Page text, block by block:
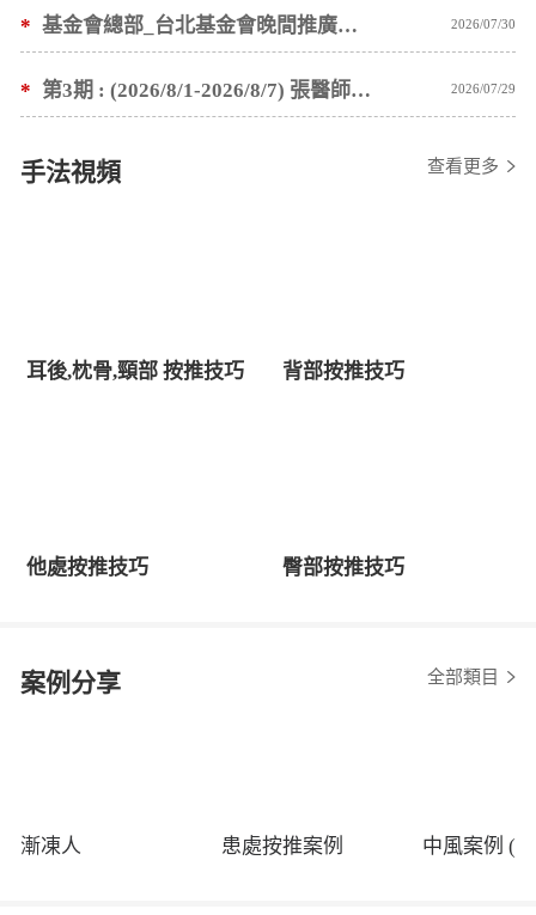
* 基金會總部_台北基金會晚間推廣暫停服務公告 2026/07/30
* 第3期 : (2026/8/1-2026/8/7) 張醫師親自培訓手法 廣州基礎班7 天錄取名單公告 2026/07/29
手法視頻 查看更多
耳後,枕骨,頸部 按推技巧 背部按推技巧
他處按推技巧 臀部按推技巧
案例分享 全部類目
漸凍人 患處按推案例 中風案例 (